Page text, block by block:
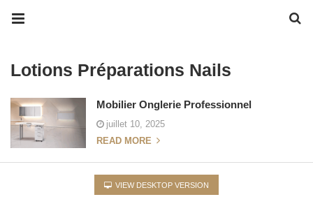
Lotions Préparations Nails
Mobilier Onglerie Professionnel
juillet 10, 2025
READ MORE
VIEW DESKTOP VERSION